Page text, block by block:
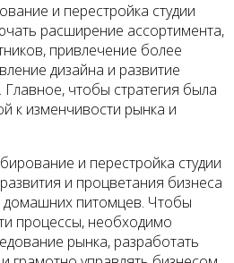
и перестройка студии
расширение ассортимента,
привлечение более
дизайна и развитие
чтобы стратегия была
к изменчивости рынка и
и перестройка студии
и процветания бизнеса
домашних питомцев. Чтобы
процессы, необходимо
рынка, разработать